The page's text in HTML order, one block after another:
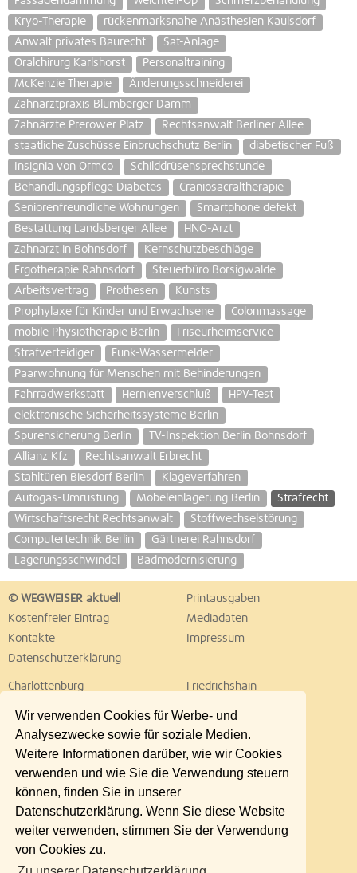
Wir verwenden Cookies für Werbe- und
Analysezwecke sowie für soziale Medien.
Weitere Informationen darüber, wie wir Cookies
verwenden und wie Sie die Verwendung steuern
können, finden Sie in unserer
Datenschutzerklärung. Wenn Sie diese Website
weiter verwenden, stimmen Sie der Verwendung
von Cookies zu.
Kryo-Therapie
rückenmarksnahe Anästhesien Kaulsdorf
Anwalt privates Baurecht
Sat-Anlage
Oralchirurg Karlshorst
Personaltraining
McKenzie Therapie
Änderungsschneiderei
Zahnarztpraxis Blumberger Damm
Zahnärzte Prerower Platz
Rechtsanwalt Berliner Allee
staatliche Zuschüsse Einbruchschutz Berlin
diabetischer Fuß
Insignia von Ormco
Schilddrüsensprechstunde
Behandlungspflege Diabetes
Craniosacraltherapie
Seniorenfreundliche Wohnungen
Smartphone defekt
Bestattung Landsberger Allee
HNO-Arzt
Zahnarzt in Bohnsdorf
Kernschutzbeschläge
Ergotherapie Rahnsdorf
Steuerbüro Borsigwalde
Arbeitsvertrag
Prothesen
Kunsts
Prophylaxe für Kinder und Erwachsene
Colonmassage
mobile Physiotherapie Berlin
Friseurheimservice
Strafverteidiger
Funk-Wassermelder
Paarwohnung für Menschen mit Behinderungen
Fahrradwerkstatt
Hernienverschluß
HPV-Test
elektronische Sicherheitssysteme Berlin
Spurensicherung Berlin
TV-Inspektion Berlin Bohnsdorf
Allianz Kfz
Rechtsanwalt Erbrecht
Stahltüren Biesdorf Berlin
Klageverfahren
Autogas-Umrüstung
Möbeleinlagerung Berlin
Strafrecht
Wirtschaftsrecht Rechtsanwalt
Stoffwechselstörung
Computertechnik Berlin
Gärtnerei Rahnsdorf
Lagerungsschwindel
Badmodernisierung
© WEGWEISER aktuell
Printausgaben
Kostenfreier Eintrag
Mediadaten
Kontakte
Impressum
Datenschutzerklärung
Charlottenburg
Friedrichshain
Lichtenberg
Marzahn
Neukölln
Pankow
Reinickendorf
Schöneberg
Spandau
Steglitz
Tempelhof
Treptow
Umland Ost